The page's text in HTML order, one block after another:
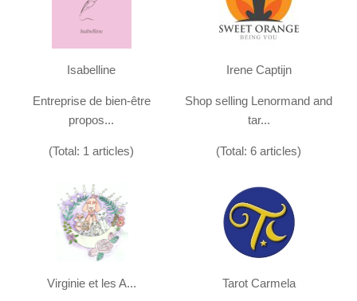
Isabelline
Entreprise de bien-être
propos...
(Total: 1 articles)
Irene Captijn
Shop selling Lenormand and
tar...
(Total: 6 articles)
Virginie et les A... Tarot Carmela